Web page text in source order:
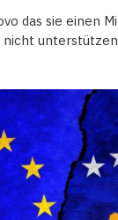
das sie einen